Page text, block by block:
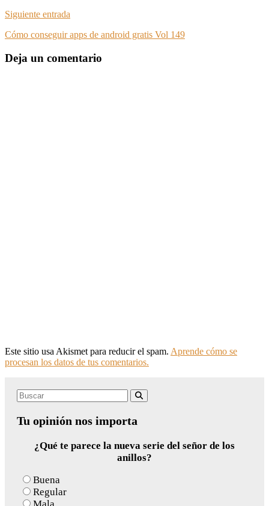
Siguiente entrada
Cómo conseguir apps de android gratis Vol 149
Deja un comentario
Este sitio usa Akismet para reducir el spam. Aprende cómo se
procesan los datos de tus comentarios.
Search
Tu opinión nos importa
¿Qué te parece la nueva serie del señor de los
anillos?
Buena
Regular